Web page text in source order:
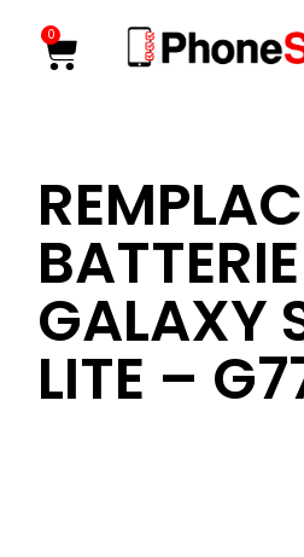
contenu
0 Cart
BATTERIE
GALAXY
LITE –